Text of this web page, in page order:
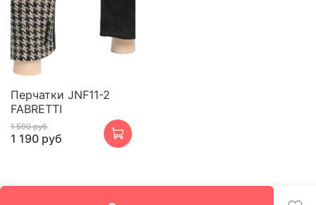
Перчатки JNF11-2
FABRETTI
1 590 руб
1 190 руб